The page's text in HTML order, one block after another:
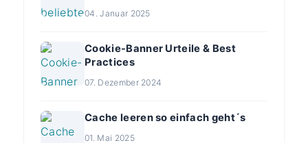
04. Januar 2025
Cookie-Banner Urteile & Best
Practices
07. Dezember 2024
Cache leeren so einfach geht´s
01. Mai 2025